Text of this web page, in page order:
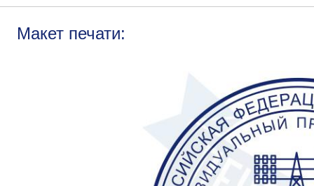
Макет печати: